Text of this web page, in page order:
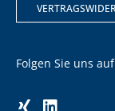
Folgen Sie uns